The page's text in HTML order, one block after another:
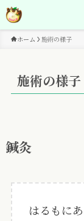
ホーム 施術の様子
施術の様子
鍼灸
はるもに